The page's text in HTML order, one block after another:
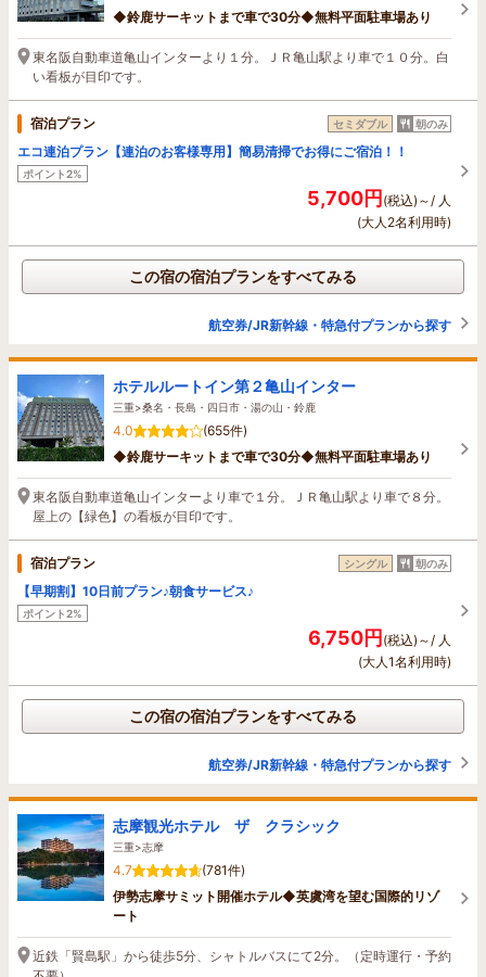
◆鈴鹿サーキットまで車で30分◆無料平面駐車場あり
東名阪自動車道亀山インターより１分。ＪＲ亀山駅より車で１０分。白
い看板が目印です。
宿泊プラン セミダブル 朝のみ
エコ連泊プラン【連泊のお客様専用】簡易清掃でお得にご宿泊！！
ポイント2%
5,700円(税込)～/ 人
(大人2名利用時)
この宿の宿泊プランをすべてみる
航空券/JR新幹線・特急付プランから探す
ホテルルートイン第２亀山インター
三重>桑名・長島・四日市・湯の山・鈴鹿
4.0
(655件)
◆鈴鹿サーキットまで車で30分◆無料平面駐車場あり
東名阪自動車道亀山インターより車で１分。ＪＲ亀山駅より車で８分。
屋上の【緑色】の看板が目印です。
宿泊プラン シングル 朝のみ
【早期割】10日前プラン♪朝食サービス♪
ポイント2%
6,750円(税込)～/ 人
(大人1名利用時)
この宿の宿泊プランをすべてみる
航空券/JR新幹線・特急付プランから探す
志摩観光ホテル ザ クラシック
三重>志摩
4.7
(781件)
伊勢志摩サミット開催ホテル◆英虞湾を望む国際的リゾ
ート
近鉄「賢島駅」から徒歩5分、シャトルバスにて2分。（定時運行・予約